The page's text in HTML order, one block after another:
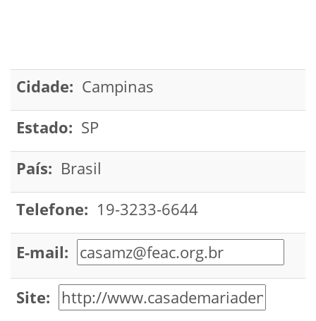
Cidade: Campinas
Estado: SP
País: Brasil
Telefone: 19-3233-6644
E-mail:
Site: